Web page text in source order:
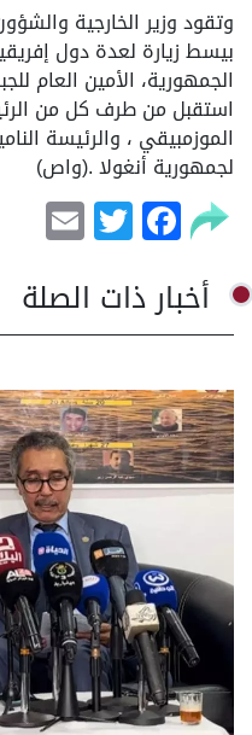
وتقود وزير الخارجية
بيسط زيارة لعدة دول
الجمهورية، الأمين العام
استقبل من طرف كل من
الموزمبيقي ، والرئيسة
لجمهورية أنغولا .(واص)
Facebook
Twitter
أخبار ذات الصلة